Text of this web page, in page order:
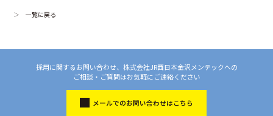
一覧に戻る
採用に関するお問い合わせ、株式会社JR西日本金沢メンテックへの
ご相談・ご質問はお気軽にご連絡ください
メールでのお問い合わせはこちら